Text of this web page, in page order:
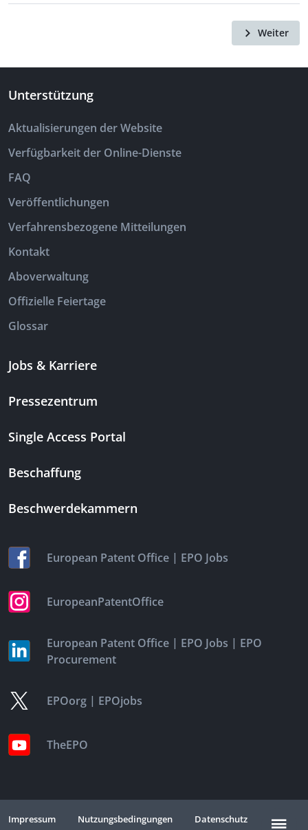
Weiter
Unterstützung
Aktualisierungen der Website
Verfügbarkeit der Online-Dienste
FAQ
Veröffentlichungen
Verfahrensbezogene Mitteilungen
Kontakt
Aboverwaltung
Offizielle Feiertage
Glossar
Jobs & Karriere
Pressezentrum
Single Access Portal
Beschaffung
Beschwerdekammern
European Patent Office | EPO Jobs
EuropeanPatentOffice
European Patent Office | EPO Jobs | EPO
Procurement
EPOorg | EPOjobs
TheEPO
Impressum Nutzungsbedingungen
Datenschutz